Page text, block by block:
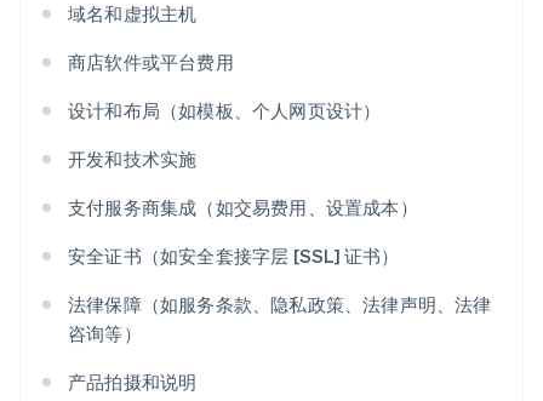
域名和虚拟主机
商店软件或平台费用
设计和布局（如模板、个人网页设计）
开发和技术实施
支付服务商集成（如交易费用、设置成本）
安全证书（如安全套接字层 [SSL] 证书）
法律保障（如服务条款、隐私政策、法律声明、法律
咨询等）
产品拍摄和说明
English